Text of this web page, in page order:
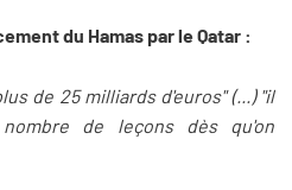
du Hamas par le Qatar :
de 25 milliards d'euros" (...) "il
de leçons dès qu'on